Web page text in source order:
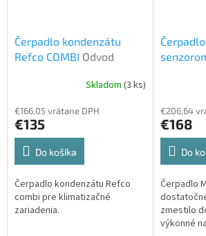
Čerpadlo kondenzátu
Refco COMBI Odvod
Skladom (3 ks)
€166,05 vrátane DPH
€135
Do košíka
Čerpadlo kondenzátu Refco
combi pre klimatizačné
zariadenia.
€206,64
€168
Do
Čerpadlo
zmestilo
výkonné